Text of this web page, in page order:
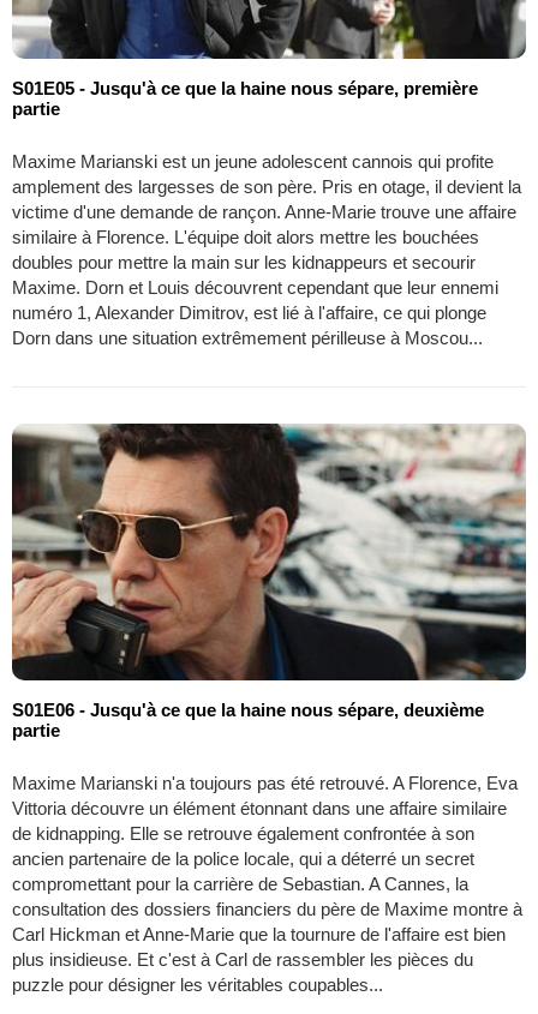
S01E05 - Jusqu'à ce que la haine nous sépare, première
partie
Maxime Marianski est un jeune adolescent cannois qui profite
amplement des largesses de son père. Pris en otage, il devient la
victime d'une demande de rançon. Anne-Marie trouve une affaire
similaire à Florence. L'équipe doit alors mettre les bouchées
doubles pour mettre la main sur les kidnappeurs et secourir
Maxime. Dorn et Louis découvrent cependant que leur ennemi
numéro 1, Alexander Dimitrov, est lié à l'affaire, ce qui plonge
Dorn dans une situation extrêmement périlleuse à Moscou...
S01E06 - Jusqu'à ce que la haine nous sépare, deuxième
partie
Maxime Marianski n'a toujours pas été retrouvé. A Florence, Eva
Vittoria découvre un élément étonnant dans une affaire similaire
de kidnapping. Elle se retrouve également confrontée à son
ancien partenaire de la police locale, qui a déterré un secret
compromettant pour la carrière de Sebastian. A Cannes, la
consultation des dossiers financiers du père de Maxime montre à
Carl Hickman et Anne-Marie que la tournure de l'affaire est bien
plus insidieuse. Et c'est à Carl de rassembler les pièces du
puzzle pour désigner les véritables coupables...